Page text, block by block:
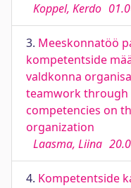
Koppel, Kerdo
3. Meeskonnatöö
kompetentside
valdkonna
teamwork
competencies on
organization
Laasma, Liina
4. Kompetentside